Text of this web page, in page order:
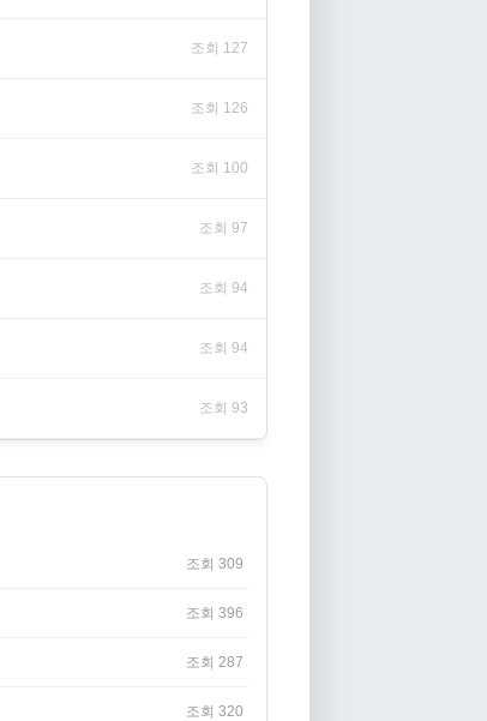
조회 127
조회 126
조회 100
조회 97
조회 94
조회 94
조회 93
조회 309
조회 396
조회 287
조회 320